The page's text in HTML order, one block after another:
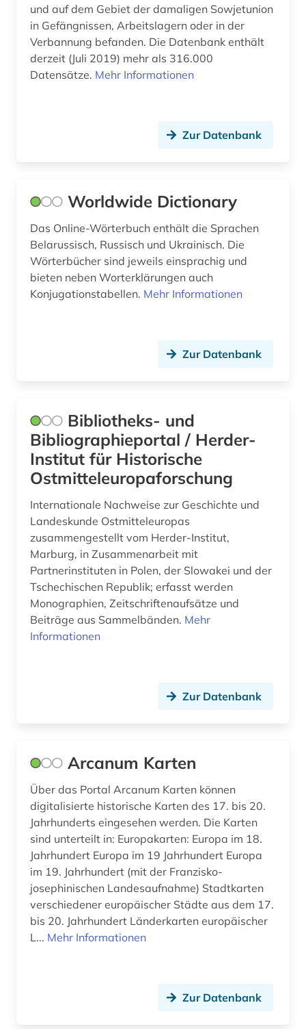
religion (3)
religiöse minderheit (1)
religiöse verfolgung (1)
rgada (1)
russisch (11)
russisch-orthodoxe kirche (1)
russisch-ukrainischer krieg (1)
russland (93)
russland forschungseinrichtung bibliographie
(1)
russland wissenschaft technik bibliographie
saltykov-sced (1)
same (1)
samisdat (1)
sammlung (2)
sibirien (3)
skandinavien (1)
skandinavistik (1)
slavistik (3)
slawische sprachen (2)
und auf dem Gebiet der damaligen Sowjetunion
in Gefängnissen, Arbeitslagern oder in der
Verbannung befanden. Die Datenbank enthält
derzeit (Juli 2019) mehr als 316.000
Datensätze. Mehr Informationen
Zur Datenbank
Worldwide Dictionary
Das Online-Wörterbuch enthält die Sprachen
Belarussisch, Russisch und Ukrainisch. Die
Wörterbücher sind jeweils einsprachig und
bieten neben Worterklärungen auch
Konjugationstabellen. Mehr Informationen
Zur Datenbank
Bibliotheks- und
Bibliographieportal / Herder-
Institut für Historische
Ostmitteleuropaforschung
Internationale Nachweise zur Geschichte und
Landeskunde Ostmitteleuropas
zusammengestellt vom Herder-Institut,
Marburg, in Zusammenarbeit mit
Partnerinstituten in Polen, der Slowakei und der
Tschechischen Republik; erfasst werden
Monographien, Zeitschriftenaufsätze und
Beiträge aus Sammelbänden. Mehr
Informationen
Zur Datenbank
Arcanum Karten
Über das Portal Arcanum Karten können
digitalisierte historische Karten des 17. bis 20.
Jahrhunderts eingesehen werden. Die Karten
sind unterteilt in: Europakarten: Europa im 18.
Jahrhundert Europa im 19 Jahrhundert Europa
im 19. Jahrhundert (mit der Franzisko-
josephinischen Landesaufnahme) Stadtkarten
verschiedener europäischer Städte aus dem 17.
bis 20. Jahrhundert Länderkarten europäischer
L... Mehr Informationen
Zur Datenbank